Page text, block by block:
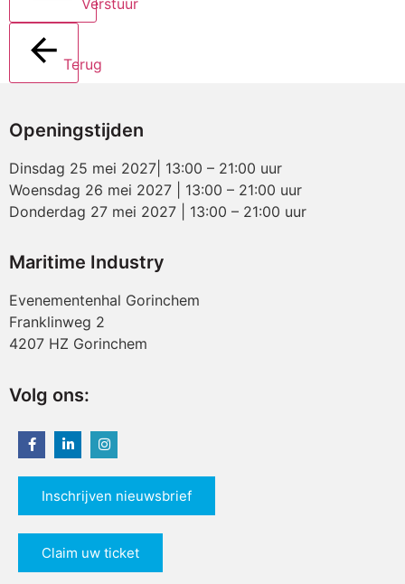
Terug
Openingstijden
Dinsdag 25 mei 2027| 13:00 – 21:00 uur
Woensdag 26 mei 2027 | 13:00 – 21:00 uur
Donderdag 27 mei 2027 | 13:00 – 21:00 uur
Maritime Industry
Evenementenhal Gorinchem
Franklinweg 2
4207 HZ Gorinchem
Volg ons:
Inschrijven nieuwsbrief
Claim uw ticket